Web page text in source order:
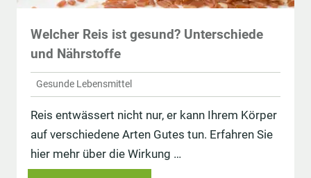
Welcher Reis ist gesund? Unterschiede
und Nährstoffe
Gesunde Lebensmittel
Reis entwässert nicht nur, er kann Ihrem Körper
auf verschiedene Arten Gutes tun. Erfahren Sie
hier mehr über die Wirkung …